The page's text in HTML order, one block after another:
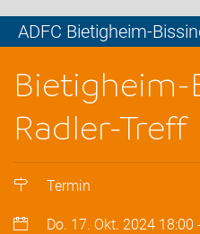
ADFC Bietigheim-
Bietigheim-
Radler-Treff
Termin
Do. 17. Okt. 2024 18:00